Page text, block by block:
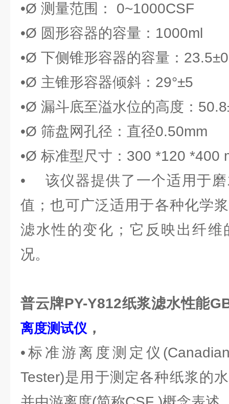
•Ø 测量范围： 0~1000CSF
•Ø 圆形容器的容量：1000ml
•Ø 下侧锥形容器的容量：
•Ø 主锥形容器倾斜：29°±5
•Ø 漏斗底至溢水位的高度：
•Ø 筛盘网孔径：直径0.50mm
•Ø 标准型尺寸：300 *120 *400
• 该仪器提供了一个适用于磨
值；也可广泛适用于各种化学
滤水性的变化；它反映出纤维
况。
普云牌PY-Y812纸浆滤水性能
离度测试仪 ，
•标准游离度测定仪
Tester)是用于测定各种纸浆的